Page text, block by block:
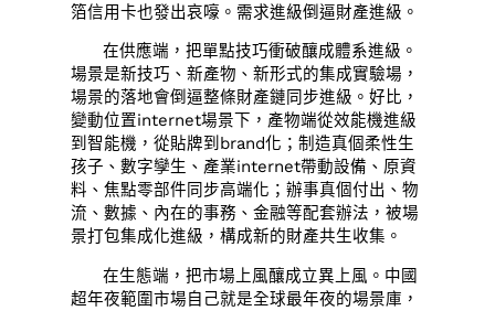
箔信用卡也發出哀嚎。需求進級倒逼財產進級。
在供應端，把單點技巧衝破釀成體系進級。
場景是新技巧、新產物、新形式的集成實驗場，
場景的落地會倒逼整條財產鏈同步進級。好比，
變動位置internet場景下，產物端從效能機進級
到智能機，從貼牌到brand化；制造真個柔性生
孩子、數字孿生、產業internet帶動設備、原資
料、焦點零部件同步高端化；辦事真個付出、物
流、數據、內在的事務、金融等配套辦法，被場
景打包集成化進級，構成新的財產共生收集。
在生態端，把市場上風釀成立異上風。中國
超年夜範圍市場自己就是全球最年夜的場景庫，